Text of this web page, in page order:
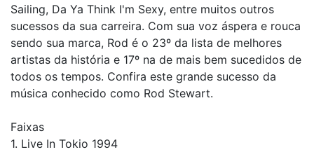
Sailing, Da Ya Think I'm Sexy, entre muitos outros
sucessos da sua carreira. Com sua voz áspera e rouca
sendo sua marca, Rod é o 23º da lista de melhores
artistas da história e 17º na de mais bem sucedidos de
todos os tempos. Confira este grande sucesso da
música conhecido como Rod Stewart.
Faixas
1. Live In Tokio 1994